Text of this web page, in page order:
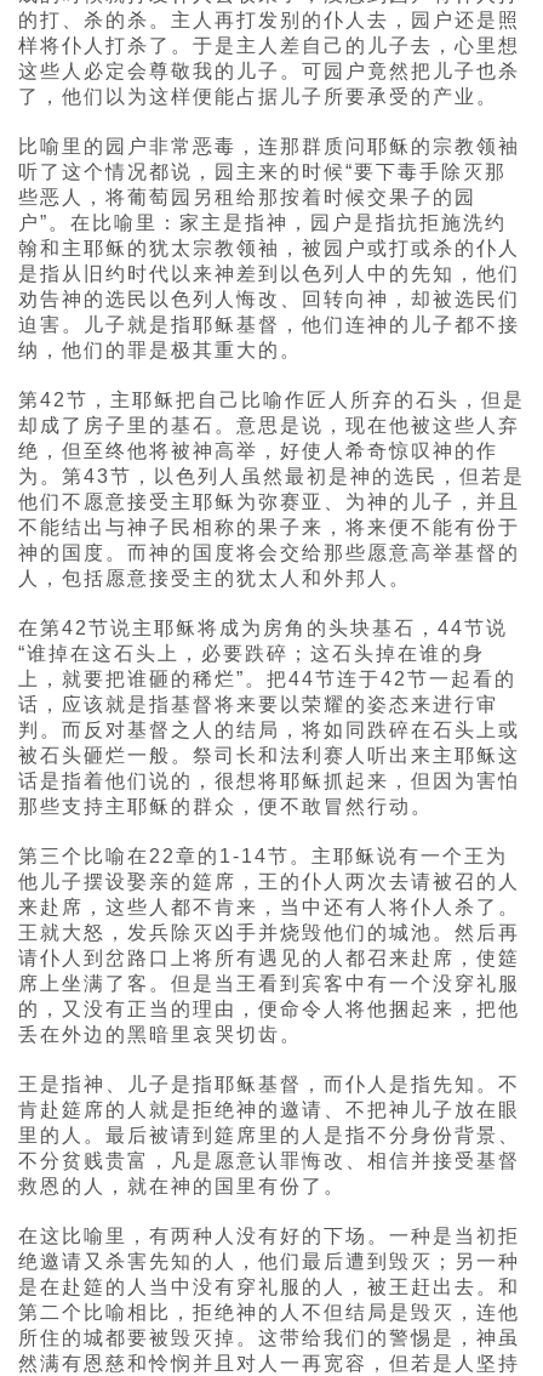
的打、杀的杀。主人再打发别的仆人去，园户还是照
样将仆人打杀了。于是主人差自己的儿子去，心里想
这些人必定会尊敬我的儿子。可园户竟然把儿子也杀
了，他们以为这样便能占据儿子所要承受的产业。
比喻里的园户非常恶毒，连那群质问耶稣的宗教领袖
听了这个情况都说，园主来的时候“要下毒手除灭那
些恶人，将葡萄园另租给那按着时候交果子的园
户”。在比喻里：家主是指神，园户是指抗拒施洗约
翰和主耶稣的犹太宗教领袖，被园户或打或杀的仆人
是指从旧约时代以来神差到以色列人中的先知，他们
劝告神的选民以色列人悔改、回转向神，却被选民们
迫害。儿子就是指耶稣基督，他们连神的儿子都不接
纳，他们的罪是极其重大的。
第42节，主耶稣把自己比喻作匠人所弃的石头，但是
却成了房子里的基石。意思是说，现在他被这些人弃
绝，但至终他将被神高举，好使人希奇惊叹神的作
为。第43节，以色列人虽然最初是神的选民，但若是
他们不愿意接受主耶稣为弥赛亚、为神的儿子，并且
不能结出与神子民相称的果子来，将来便不能有份于
神的国度。而神的国度将会交给那些愿意高举基督的
人，包括愿意接受主的犹太人和外邦人。
在第42节说主耶稣将成为房角的头块基石，44节说
“谁掉在这石头上，必要跌碎；这石头掉在谁的身
上，就要把谁砸的稀烂”。把44节连于42节一起看的
话，应该就是指基督将来要以荣耀的姿态来进行审
判。而反对基督之人的结局，将如同跌碎在石头上或
被石头砸烂一般。祭司长和法利赛人听出来主耶稣这
话是指着他们说的，很想将耶稣抓起来，但因为害怕
那些支持主耶稣的群众，便不敢冒然行动。
第三个比喻在22章的1-14节。主耶稣说有一个王为
他儿子摆设娶亲的筵席，王的仆人两次去请被召的人
来赴席，这些人都不肯来，当中还有人将仆人杀了。
王就大怒，发兵除灭凶手并烧毁他们的城池。然后再
请仆人到岔路口上将所有遇见的人都召来赴席，使筵
席上坐满了客。但是当王看到宾客中有一个没穿礼服
的，又没有正当的理由，便命令人将他捆起来，把他
丢在外边的黑暗里哀哭切齿。
王是指神、儿子是指耶稣基督，而仆人是指先知。不
肯赴筵席的人就是拒绝神的邀请、不把神儿子放在眼
里的人。最后被请到筵席里的人是指不分身份背景、
不分贫贱贵富，凡是愿意认罪悔改、相信并接受基督
救恩的人，就在神的国里有份了。
在这比喻里，有两种人没有好的下场。一种是当初拒
绝邀请又杀害先知的人，他们最后遭到毁灭；另一种
是在赴筵的人当中没有穿礼服的人，被王赶出去。和
第二个比喻相比，拒绝神的人不但结局是毁灭，连他
所住的城都要被毁灭掉。这带给我们的警惕是，神虽
然满有恩慈和怜悯并且对人一再宽容，但若是人坚持